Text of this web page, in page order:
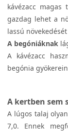
kávézacc
gazdag lehet a
lassú
A begóniáknak
A kávézacc
begónia
A kertben sem
A lúgos talaj
7,0. Ennek